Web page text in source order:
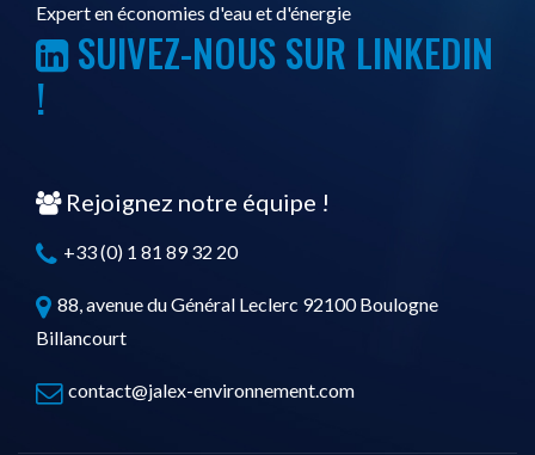
Expert en économies d'eau et d'énergie
SUIVEZ-NOUS SUR LINKEDIN
!
Rejoignez notre équipe !
+33 (0) 1 81 89 32 20
88, avenue du Général Leclerc 92100 Boulogne
Billancourt
contact@jalex-environnement.com